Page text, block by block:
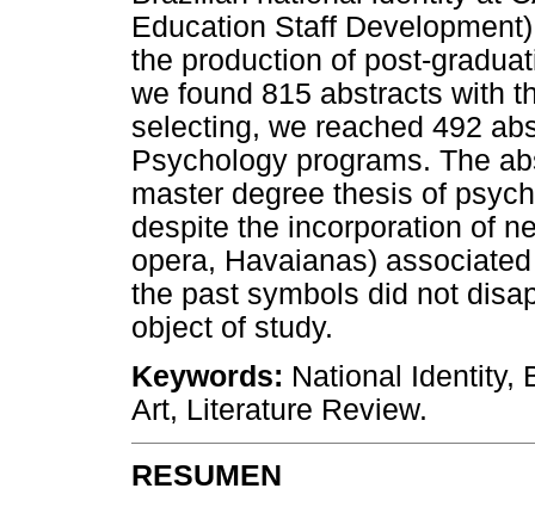
Education Staff
the production of post-
we found 815 abstracts with
selecting, we reached 492
Psychology programs. The
master degree thesis of
despite the incorporation of
opera, Havaianas)
the past symbols did not
object of study.
Keywords: National Identity,
Art, Literature Review.
RESUMEN